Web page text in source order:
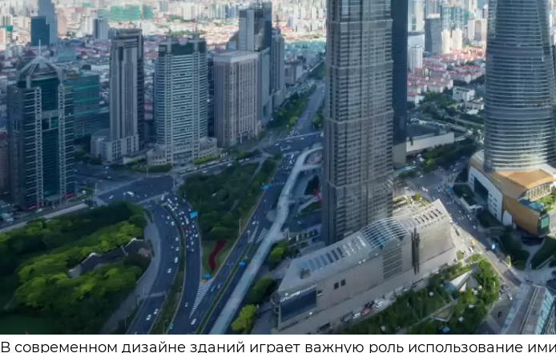
В современном дизайне зданий играет важную роль использование